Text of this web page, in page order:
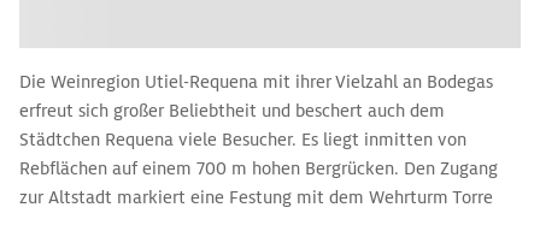
Die Weinregion Utiel-Requena mit ihrer Vielzahl an Bodegas
erfreut sich großer Beliebtheit und beschert auch dem
Städtchen Requena viele Besucher. Es liegt inmitten von
Rebflächen auf einem 700 m hohen Bergrücken. Den Zugang
zur Altstadt markiert eine Festung mit dem Wehrturm Torre